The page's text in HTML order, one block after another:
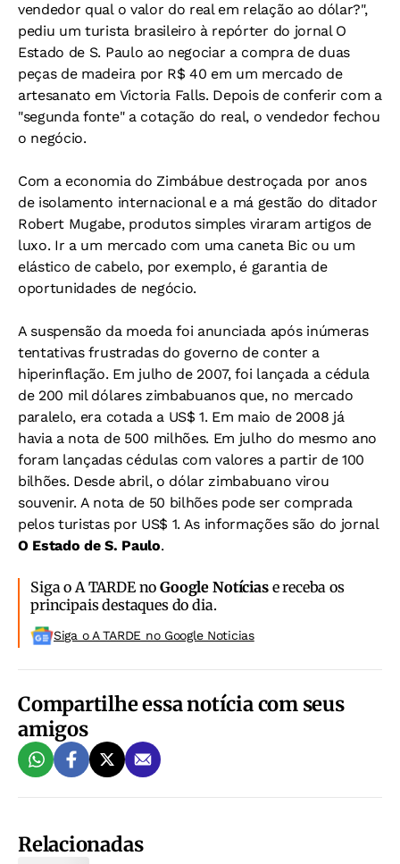
vendedor qual o valor do real em relação ao dólar?",
pediu um turista brasileiro à repórter do jornal O
Estado de S. Paulo ao negociar a compra de duas
peças de madeira por R$ 40 em um mercado de
artesanato em Victoria Falls. Depois de conferir com a
"segunda fonte" a cotação do real, o vendedor fechou
o negócio.
Com a economia do Zimbábue destroçada por anos
de isolamento internacional e a má gestão do ditador
Robert Mugabe, produtos simples viraram artigos de
luxo. Ir a um mercado com uma caneta Bic ou um
elástico de cabelo, por exemplo, é garantia de
oportunidades de negócio.
A suspensão da moeda foi anunciada após inúmeras
tentativas frustradas do governo de conter a
hiperinflação. Em julho de 2007, foi lançada a cédula
de 200 mil dólares zimbabuanos que, no mercado
paralelo, era cotada a US$ 1. Em maio de 2008 já
havia a nota de 500 milhões. Em julho do mesmo ano
foram lançadas cédulas com valores a partir de 100
bilhões. Desde abril, o dólar zimbabuano virou
souvenir. A nota de 50 bilhões pode ser comprada
pelos turistas por US$ 1. As informações são do jornal
O Estado de S. Paulo.
Siga o A TARDE noGoogle Notíciase receba os
principais destaques do dia.
Siga o A TARDE no Google Noticias
Compartilhe essa notícia com seus
amigos
Relacionadas